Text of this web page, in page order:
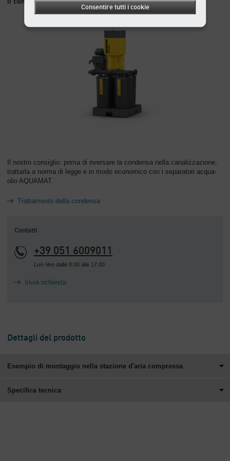
Il nostro consiglio: prima di riversare la condensa nella canalizzazione,
trattarla a norma di legge e in modo economico con i separatori acqua-
olio AQUAMAT.
Trattamento della condensa
Contatti
+39 051 6009011
Lun-Ven dalle 8:00 alle 17.00
Invia richiesta
Dettagli del prodotto
Esempio di montaggio nella stazione d'aria compressa
Specifica tecnica
Consentire tutti i cookie